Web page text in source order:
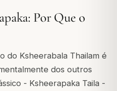
Por Que o
do Ksheerabala Thailam é
dos outros
- Ksheerapaka Taila -